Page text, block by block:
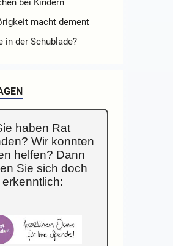
bei Kindern
macht dement
in der Schublade?
haben Rat
Wir konnten
helfen? Dann
Sie sich doch
erkenntlich: